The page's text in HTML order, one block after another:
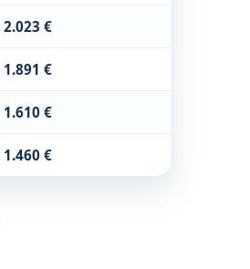
2.023 €
1.891 €
1.610 €
1.460 €